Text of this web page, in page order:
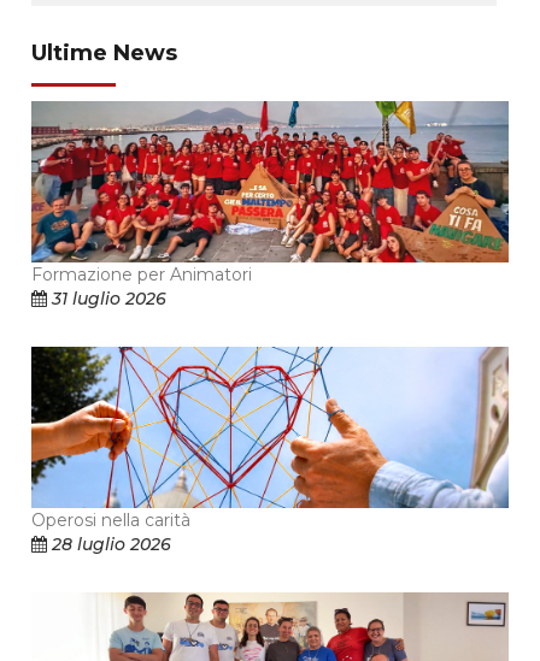
Ultime News
Formazione per Animatori
31 luglio 2026
Operosi nella carità
28 luglio 2026